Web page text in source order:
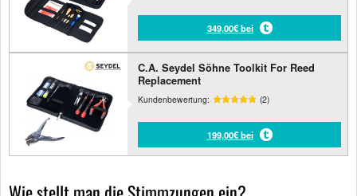
349,00€ bei
C.A. Seydel Söhne Toolkit For Reed
Replacement
Kundenbewertung: (2)
199,00€ bei